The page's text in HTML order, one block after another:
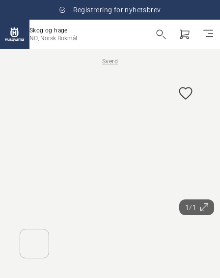
Registrering for nyhetsbrev
Skog og hage
NO, Norsk Bokmål
Sverd
1/1